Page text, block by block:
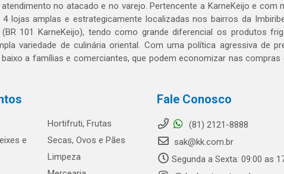
no atacado e no varejo. Pertencente a KarneKeijo e com
lojas amplas e estrategicamente localizadas nos bairros da
101 KarneKeijo), tendo como grande diferencial os produtos
variedade de culinária oriental. Com uma política agressiva de
a famílias e comerciantes, que podem economizar nas compras
e
Hortifruti, Frutas
Secas, Ovos e Pães
Limpeza
Fale Conosco
(81) 2121-8888
sak@kk.com.br
Segunda a Sexta: 09:00 as